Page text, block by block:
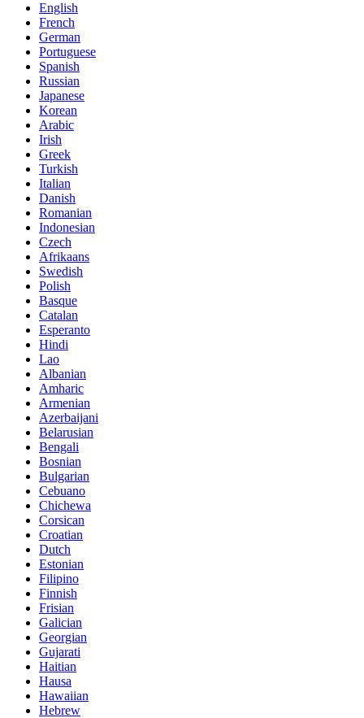
English
French
German
Portuguese
Spanish
Russian
Japanese
Korean
Arabic
Irish
Greek
Turkish
Italian
Danish
Romanian
Indonesian
Czech
Afrikaans
Swedish
Polish
Basque
Catalan
Esperanto
Hindi
Lao
Albanian
Amharic
Armenian
Azerbaijani
Belarusian
Bengali
Bosnian
Bulgarian
Cebuano
Chichewa
Corsican
Croatian
Dutch
Estonian
Filipino
Finnish
Frisian
Galician
Georgian
Gujarati
Haitian
Hausa
Hawaiian
Hebrew